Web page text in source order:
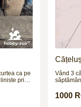
ca pe
prin
alarma?
Vând 3
1000